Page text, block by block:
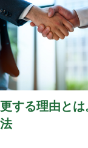
する理由と